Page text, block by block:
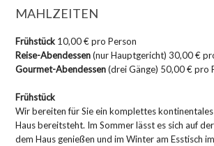
MAHLZEITEN
Frühstück 10,00 € pro Person
Reise-Abendessen(nur Hauptgericht) 30,00 €
Gourmet-Abendessen(drei Gänge) 50,00 € pro
Frühstück
Wir bereiten für Sie ein komplettes
Haus bereitsteht. Im Sommer lässt es sich auf
dem Haus genießen und im Winter am Esstisch